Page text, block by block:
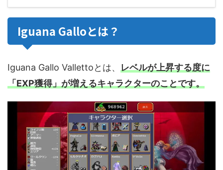
Iguana Galloとは？
Iguana Gallo Vallettoとは、 レベルが上昇する度に
「EXP獲得」が増えるキャラクターのことです。